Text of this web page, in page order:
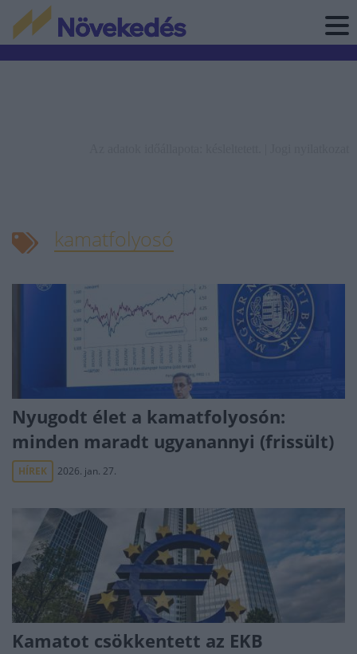
kamatfolyosó
Nyugodt élet a kamatfolyosón:
minden maradt ugyanannyi (frissült)
HÍREK 2026. jan. 27.
Kamatot csökkentett az EKB